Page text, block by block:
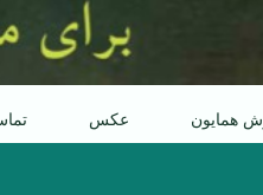
همایون عکس